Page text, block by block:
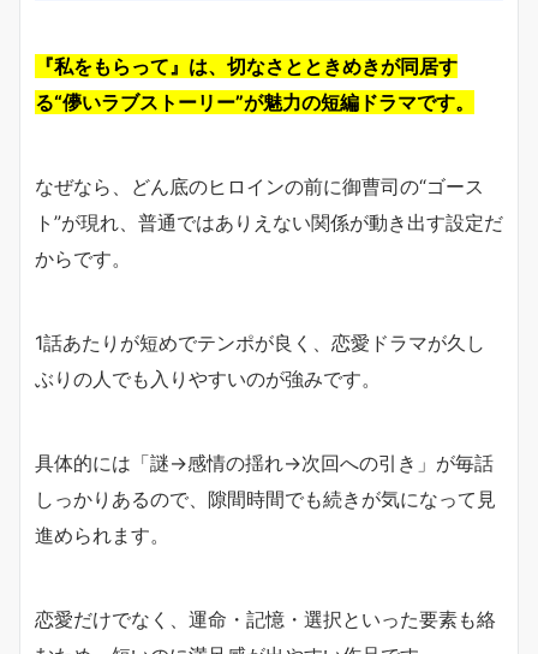
『私をもらって』は、切なさとときめきが同居す
る“儚いラブストーリー”が魅力の短編ドラマです。
なぜなら、どん底のヒロインの前に御曹司の“ゴース
ト”が現れ、普通ではありえない関係が動き出す設定だ
からです。
1話あたりが短めでテンポが良く、恋愛ドラマが久し
ぶりの人でも入りやすいのが強みです。
具体的には「謎→感情の揺れ→次回への引き」が毎話
しっかりあるので、隙間時間でも続きが気になって見
進められます。
恋愛だけでなく、運命・記憶・選択といった要素も絡